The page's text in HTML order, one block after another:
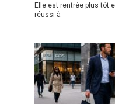
Elle est rentrée plus tôt
réussi à